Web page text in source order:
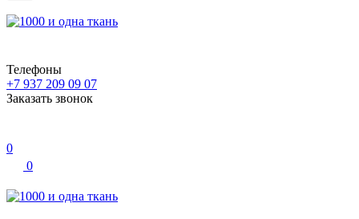
Телефоны
+7 937 209 09 07
Заказать звонок
0
0